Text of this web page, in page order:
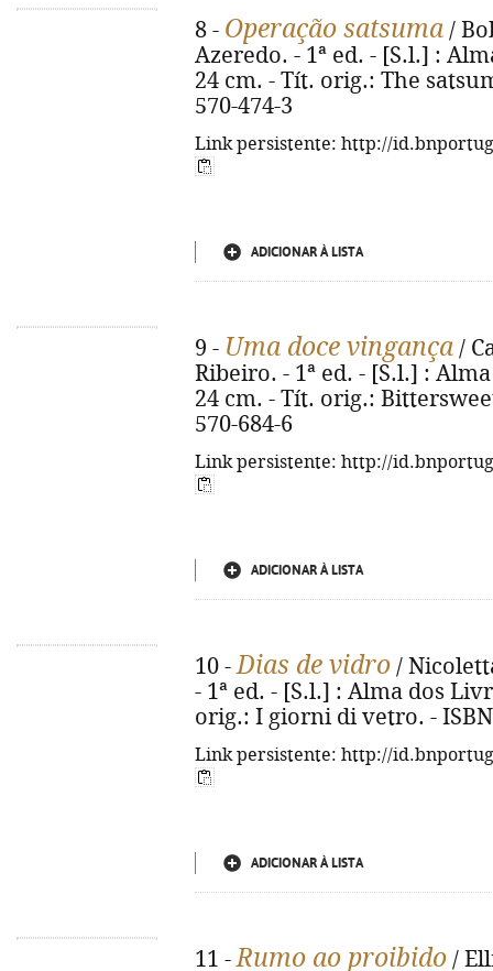
8 - Operação satsuma /
Azeredo. - 1ª ed. - [S.l.] :
24 cm. - Tít. orig.: The
570-474-3
Link persistente: http://
ADICIONAR À LISTA
9 - Uma doce vingança /
Ribeiro. - 1ª ed. - [S.l.] :
24 cm. - Tít. orig.:
570-684-6
Link persistente: http://
ADICIONAR À LISTA
10 -Dias de vidro /
- 1ª ed. - [S.l.] : Alma dos
orig.: I giorni di vetro. - ISBN
Link persistente: http://
ADICIONAR À LISTA
11 -Rumo ao proibido /